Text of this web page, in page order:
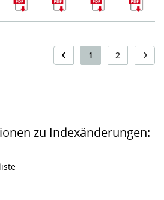
1 2
zu Indexänderungen: